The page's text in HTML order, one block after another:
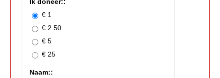
€ 1
€ 2.50
€ 5
€ 25
Naam::